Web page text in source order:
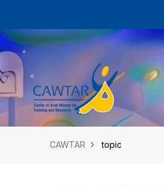
CAWTAR topic